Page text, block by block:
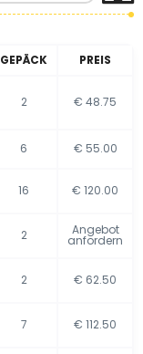
GEPÄCK
PREIS
2 € 48.75
6 € 55.00
16 € 120.00
2 Angebot
anfordern
2 € 62.50
7 € 112.50